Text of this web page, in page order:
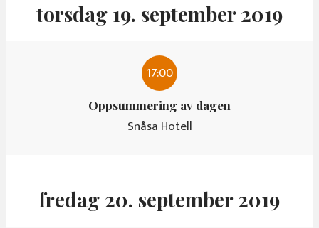
torsdag 19. september 2019
17:00
Oppsummering av dagen
Snåsa Hotell
fredag 20. september 2019